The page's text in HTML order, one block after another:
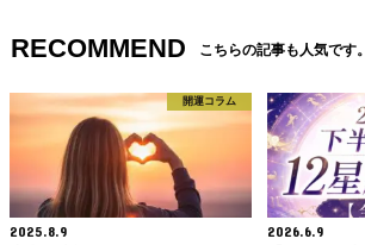
RECOMMEND こちらの記事も人気です。
開運コラム
2025.8.9
2026.6.9